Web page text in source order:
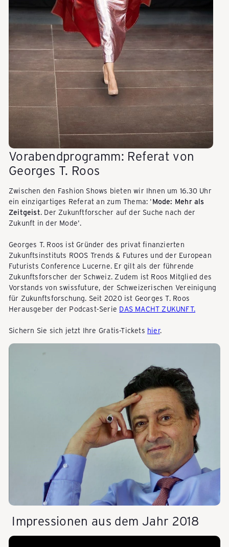
-
P
A
C
K
E
A
S
Y
-
e
i
Vorabendprogramm: Referat von
Georges T. Roos
Zwischen den Fashion Shows bieten wir Ihnen um 16.30 Uhr
ein einzigartiges Referat an zum Thema: 'Mode: Mehr als
Zeitgeist. Der Zukunftforscher auf der Suche nach der
Zukunft in der Mode'.
Georges T. Roos ist Gründer des privat finanzierten
Zukunftsinstituts ROOS Trends & Futures und der European
Futurists Conference Lucerne. Er gilt als der führende
Zukunftsforscher der Schweiz. Zudem ist Roos Mitglied des
Vorstands von swissfuture, der Schweizerischen Vereinigung
für Zukunftsforschung. Seit 2020 ist Georges T. Roos
Herausgeber der Podcast-Serie DAS MACHT ZUKUNFT.
Sichern Sie sich jetzt Ihre Gratis-Tickets hier.
Impressionen aus dem Jahr 2018